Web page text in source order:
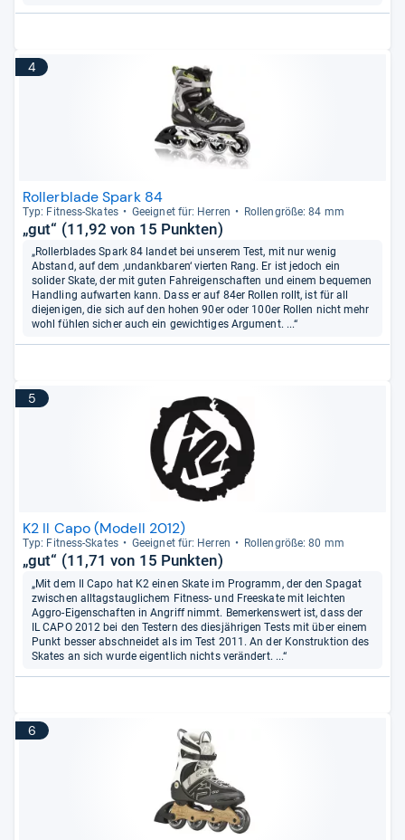
4
Rollerblade Spark 84
Typ: Fit­ness-​Ska­tes Geeig­net für: Her­ren Rol­len­größe: 84 mm
„gut“ (11,92 von 15 Punkten)
„Rollerblades Spark 84 landet bei unserem Test, mit nur wenig
Abstand, auf dem ‚undankbaren‘ vierten Rang. Er ist jedoch ein
solider Skate, der mit guten Fahreigenschaften und einem bequemen
Handling aufwarten kann. Dass er auf 84er Rollen rollt, ist für all
diejenigen, die sich auf den hohen 90er oder 100er Rollen nicht mehr
wohl fühlen sicher auch ein gewichtiges Argument. ...“
5
K2 Il Capo (Modell 2012)
Typ: Fit­ness-​Ska­tes Geeig­net für: Her­ren Rol­len­größe: 80 mm
„gut“ (11,71 von 15 Punkten)
„Mit dem Il Capo hat K2 einen Skate im Programm, der den Spagat
zwischen alltagstauglichem Fitness- und Freeskate mit leichten
Aggro-Eigenschaften in Angriff nimmt. Bemerkenswert ist, dass der
IL CAPO 2012 bei den Testern des diesjährigen Tests mit über einem
Punkt besser abschneidet als im Test 2011. An der Konstruktion des
Skates an sich wurde eigentlich nichts verändert. ...“
6